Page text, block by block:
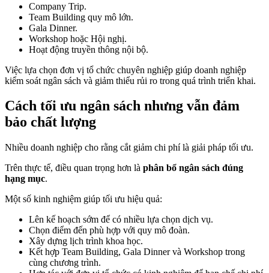
Company Trip.
Team Building quy mô lớn.
Gala Dinner.
Workshop hoặc Hội nghị.
Hoạt động truyền thông nội bộ.
Việc lựa chọn đơn vị tổ chức chuyên nghiệp giúp doanh nghiệp
kiểm soát ngân sách và giảm thiểu rủi ro trong quá trình triển khai.
Cách tối ưu ngân sách nhưng vẫn đảm
bảo chất lượng
Nhiều doanh nghiệp cho rằng cắt giảm chi phí là giải pháp tối ưu.
Trên thực tế, điều quan trọng hơn là phân bổ ngân sách đúng
hạng mục.
Một số kinh nghiệm giúp tối ưu hiệu quả:
Lên kế hoạch sớm để có nhiều lựa chọn dịch vụ.
Chọn điểm đến phù hợp với quy mô đoàn.
Xây dựng lịch trình khoa học.
Kết hợp Team Building, Gala Dinner và Workshop trong
cùng chương trình.